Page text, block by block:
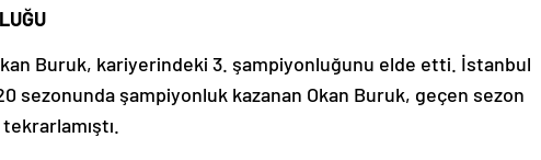
Buruk, kariyerindeki 3. şampiyonluğunu elde etti. İstanbul
sezonunda şampiyonluk kazanan Okan Buruk, geçen sezon